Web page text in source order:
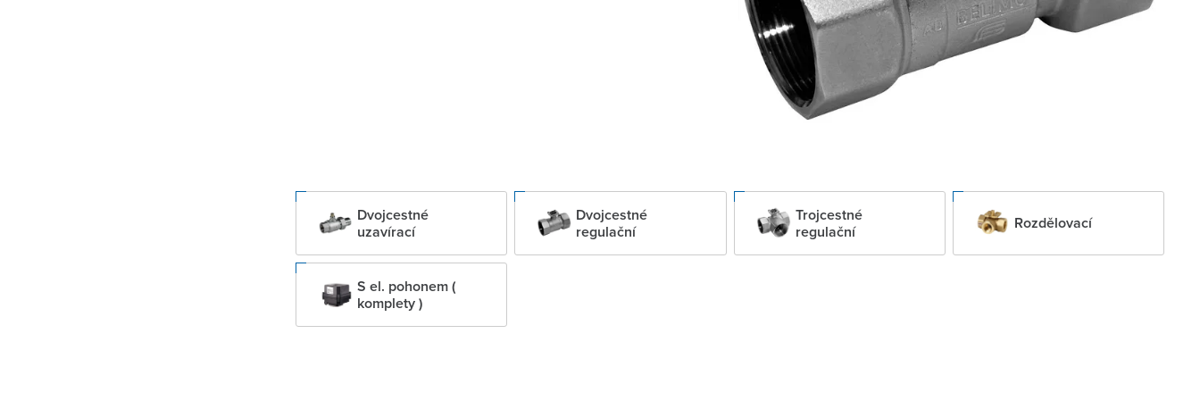
Dvojcestné
uzavírací
Dvojcestné
regulační
Trojcestné
regulační
Rozdělovací
S el. pohonem (
komplety )